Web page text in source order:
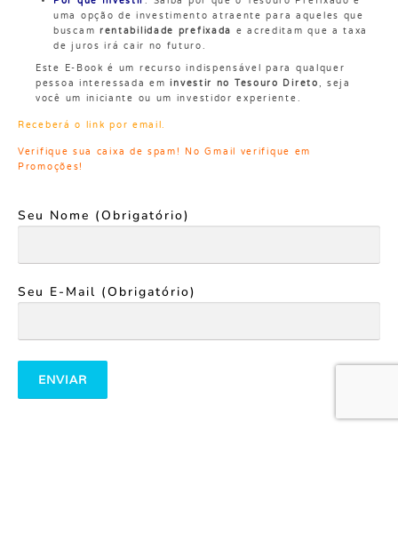
uma opção de investimento atraente para aqueles que
buscam rentabilidade prefixada e acreditam que a taxa
de juros irá cair no futuro.
Este E-Book é um recurso indispensável para qualquer
pessoa interessada eminvestir no Tesouro Direto, seja
você um iniciante ou um investidor experiente.
Receberá o link por email.
Verifique sua caixa de spam! No Gmail verifique em
Promoções!
Seu Nome (obrigatório)
Seu E-Mail (obrigatório)